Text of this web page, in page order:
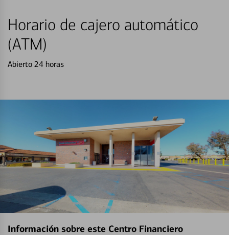
Horario de cajero automático
(ATM)
Abierto 24 horas
Información sobre este Centro Financiero